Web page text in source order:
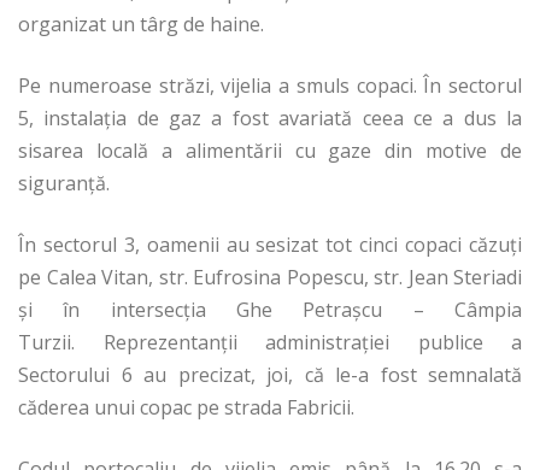
organizat un târg de haine.
Pe numeroase străzi, vijelia a smuls copaci. În sectorul
5, instalația de gaz a fost avariată ceea ce a dus la
sisarea locală a alimentării cu gaze din motive de
siguranță.
În sectorul 3, oamenii au sesizat tot cinci copaci căzuţi
pe Calea Vitan, str. Eufrosina Popescu, str. Jean Steriadi
şi în intersecţia Ghe Petraşcu – Câmpia
Turzii. Reprezentanţii administraţiei publice a
Sectorului 6 au precizat, joi, că le-a fost semnalată
căderea unui copac pe strada Fabricii.